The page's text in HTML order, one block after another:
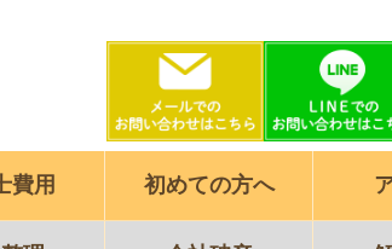
費用 初めての方へ